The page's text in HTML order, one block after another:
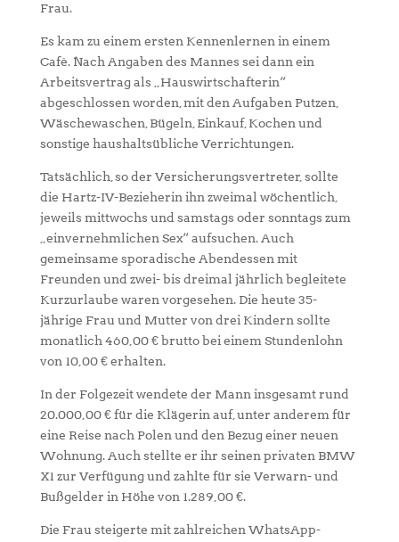
Frau.
Es kam zu einem ersten Kennenlernen in einem
Café. Nach Angaben des Mannes sei dann ein
Arbeitsvertrag als „Hauswirtschafterin“
abgeschlossen worden, mit den Aufgaben Putzen,
Wäschewaschen, Bügeln, Einkauf, Kochen und
sonstige haushaltsübliche Verrichtungen.
Tatsächlich, so der Versicherungsvertreter, sollte
die Hartz-IV-Bezieherin ihn zweimal wöchentlich,
jeweils mittwochs und samstags oder sonntags zum
„einvernehmlichen Sex“ aufsuchen. Auch
gemeinsame sporadische Abendessen mit
Freunden und zwei- bis dreimal jährlich begleitete
Kurzurlaube waren vorgesehen. Die heute 35-
jährige Frau und Mutter von drei Kindern sollte
monatlich 460,00 € brutto bei einem Stundenlohn
von 10,00 € erhalten.
In der Folgezeit wendete der Mann insgesamt rund
20.000,00 € für die Klägerin auf, unter anderem für
eine Reise nach Polen und den Bezug einer neuen
Wohnung. Auch stellte er ihr seinen privaten BMW
X1 zur Verfügung und zahlte für sie Verwarn- und
Bußgelder in Höhe von 1.289,00 €.
Die Frau steigerte mit zahlreichen WhatsApp-